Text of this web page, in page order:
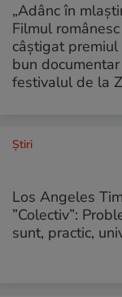
„Adânc în
Filmul românesc
câștigat
bun
festivalul de la
Ştiri
Los Angeles
”Colectiv”:
sunt, practic,